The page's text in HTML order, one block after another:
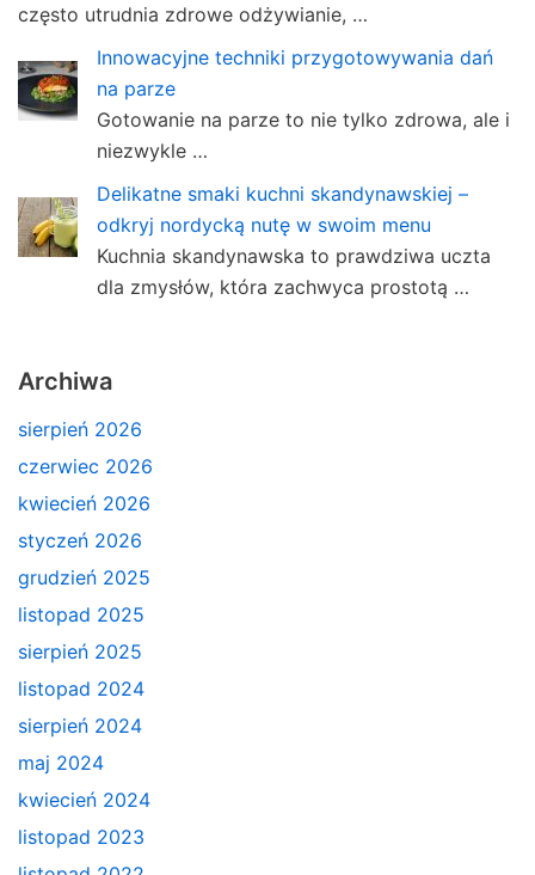
często utrudnia zdrowe odżywianie, …
Innowacyjne techniki przygotowywania dań
na parze
Gotowanie na parze to nie tylko zdrowa, ale i
niezwykle …
Delikatne smaki kuchni skandynawskiej –
odkryj nordycką nutę w swoim menu
Kuchnia skandynawska to prawdziwa uczta
dla zmysłów, która zachwyca prostotą …
Archiwa
sierpień 2026
czerwiec 2026
kwiecień 2026
styczeń 2026
grudzień 2025
listopad 2025
sierpień 2025
listopad 2024
sierpień 2024
maj 2024
kwiecień 2024
listopad 2023